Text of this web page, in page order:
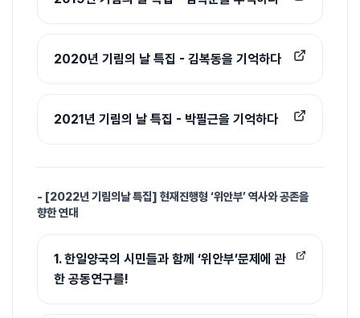
2020년 기림의 날 특집 - 김복동을 기억하다
2021년 기림의 날 특집 - 박필근을 기억하다
- [2022년 기림의날 특집] 현재진행형 ‘위안부’ 역사와 공존을
향한 연대
1. 한일양국의 시민들과 함께 ‘위안부’문제에 관
한 공동연구를!